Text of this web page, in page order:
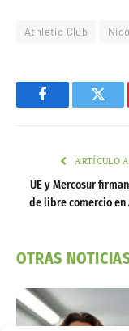
Athletic Club
Facebook
ARTÍCULO
UE y Mercosur
de libre comercio en
OTRAS